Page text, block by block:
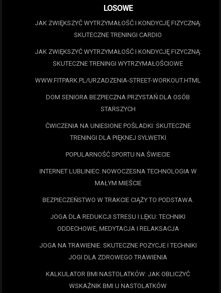
LOSOWE
JAK ZWIĘKSZYĆ WYTRZYMAŁOŚĆ I KONDYCJĘ FIZYCZNĄ:
SKUTECZNE TRENINGI CARDIO
JAK ZWIĘKSZYĆ WYTRZYMAŁOŚĆ I KONDYCJĘ FIZYCZNĄ:
SKUTECZNE TRENINGI WYTRZYMAŁOŚCIOWE
WWW.FITPARK.PL/URZADZENIA-STREET-WORKOUT.HTML
DOM SENIORA BEZPIECZNA PRZYSTAŃ DLA OSÓB
STARSZYCH
ĆWICZENIA NA UNIESIONE POŚLADKI: SKUTECZNE
TRENINGI DLA PIĘKNEJ SYLWETKI
POPULARNOŚĆ SPORTU NA ŚWIECIE
INTERNET LUBLINIEC: NOWOCZESNA TECHNOLOGIA W
MAŁYM MIEŚCIE
BEZPIECZEŃSTWO W TRAKCIE CIĄŻY TO PODSTAWA.
JOGA DLA REDUKCJI STRESU I LĘKU: TECHNIKI
ODDECHOWE, MEDYTACJA I RELAKSACJA
JOGA NA TRAWIENIE: SKUTECZNE POZYCJE I TECHNIKI
JOGI DLA ZDROWEGO TRAWIENIA
KALKULATOR BMI NASTOLATKÓW: JAK OBLICZYĆ
WSKAŹNIK BMI U NASTOLATKÓW